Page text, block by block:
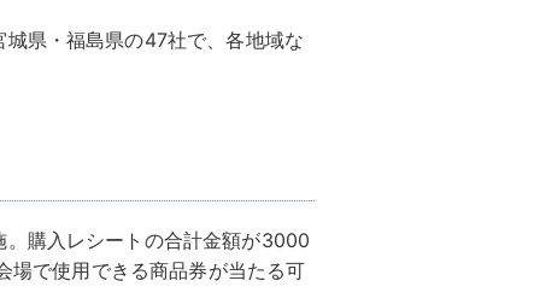
県・福島県の47社で、各地域な
購入レシートの合計金額が3000
場で使用できる商品券が当たる可